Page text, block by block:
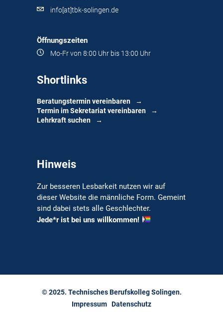
info[at]tbk-solingen.de
Öffnungszeiten
Mo-Fr von 8:00 Uhr bis 13:00 Uhr
Shortlinks
Beratungstermin vereinbaren
Termin im Sekretariat vereinbaren
Lehrkraft suchen
Hinweis
Zur besseren Lesbarkeit nutzen wir auf
dieser Website die männliche Form. Gemeint
sind dabei stets alle Geschlechter.
Jede*r ist bei uns willkommen!
© 2025. Technisches Berufskolleg Solingen.
Impressum Datenschutz